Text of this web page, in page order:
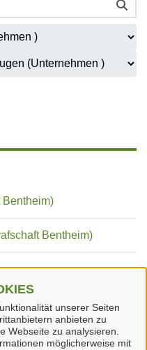
unserer Seiten
anbieten zu
Webseite zu analysieren.
möglicherweise mit
Bentheim)
Bentheim)
(Grafschaft